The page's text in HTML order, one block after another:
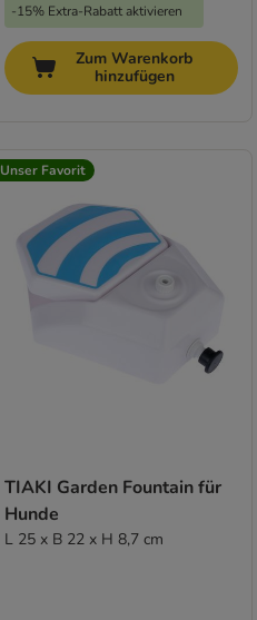
-15% Extra-Rabatt aktivieren
Zum Warenkorb
hinzufügen
Unser Favorit
TIAKI Garden Fountain für
Hunde
L 25 x B 22 x H 8,7 cm